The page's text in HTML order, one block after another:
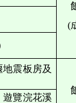
(
震板房及
遊覽浣花溪